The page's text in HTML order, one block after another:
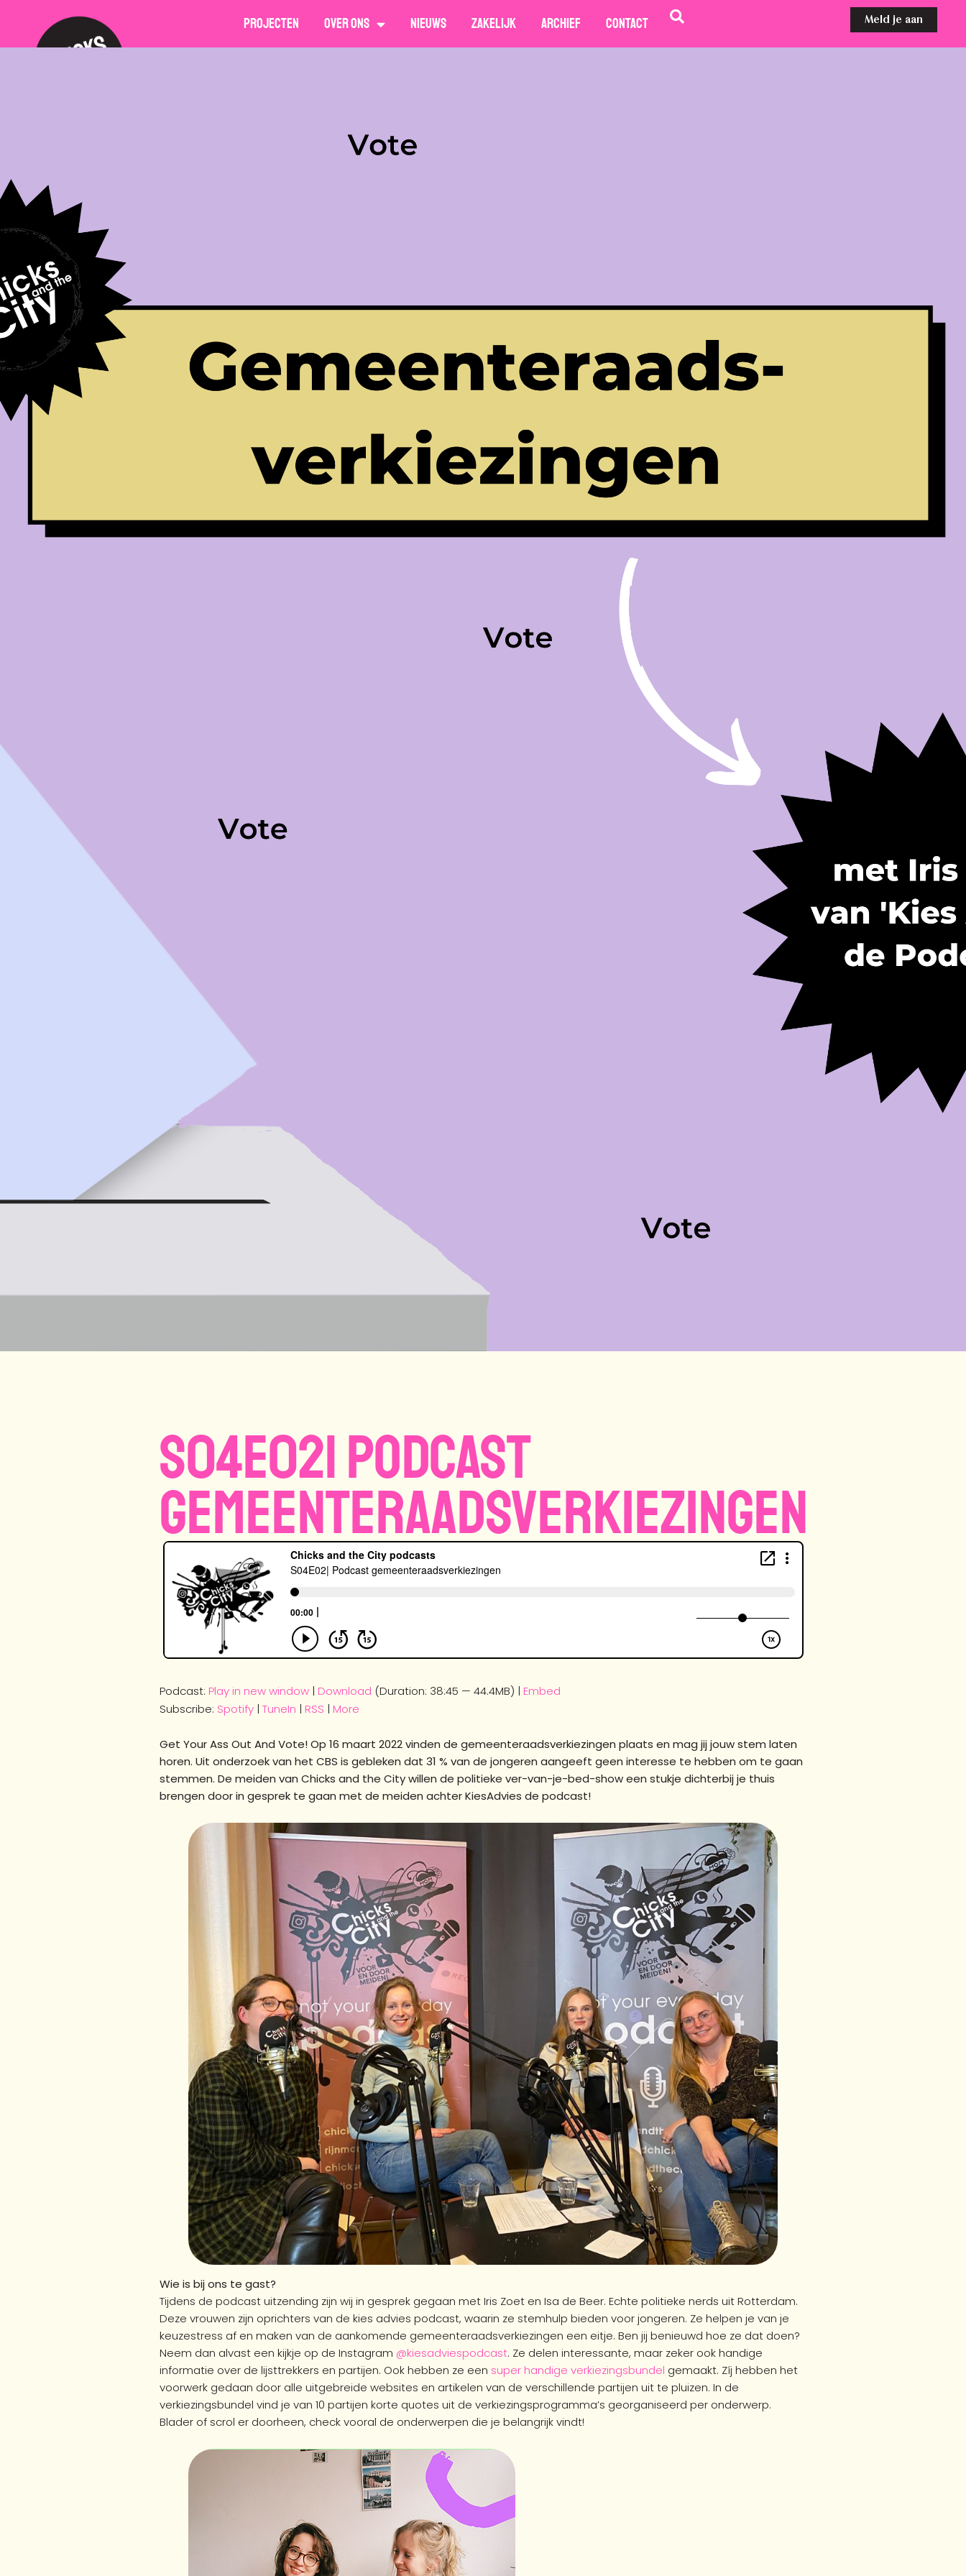
Projecten Over ons Nieuws Zakelijk Archief Contact Meld je aan
S04E02| Podcast
gemeenteraadsverkiezingen
Podcast: Play in new window | Download (Duration: 38:45 — 44.4MB) | Embed
Subscribe: Spotify | TuneIn | RSS | More
Get Your Ass Out And Vote! Op 16 maart 2022 vinden de gemeenteraadsverkiezingen plaats en mag jij jouw stem laten
horen. Uit onderzoek van het CBS is gebleken dat 31 % van de jongeren aangeeft geen interesse te hebben om te gaan
stemmen. De meiden van Chicks and the City willen de politieke ver-van-je-bed-show een stukje dichterbij je thuis
brengen door in gesprek te gaan met de meiden achter KiesAdvies de podcast!
Wie is bij ons te gast?
Tijdens de podcast uitzending zijn wij in gesprek gegaan met Iris Zoet en Isa de Beer. Echte politieke nerds uit Rotterdam.
Deze vrouwen zijn oprichters van de kies advies podcast, waarin ze stemhulp bieden voor jongeren. Ze helpen je van je
keuzestress af en maken van de aankomende gemeenteraadsverkiezingen een eitje. Ben jij benieuwd hoe ze dat doen?
Neem dan alvast een kijkje op de Instagram @kiesadviespodcast. Ze delen interessante, maar zeker ook handige
informatie over de lijsttrekkers en partijen. Ook hebben ze een super handige verkiezingsbundel gemaakt. Zíj hebben het
voorwerk gedaan door alle uitgebreide websites en artikelen van de verschillende partijen uit te pluizen. In de
verkiezingsbundel vind je van 10 partijen korte quotes uit de verkiezingsprogramma’s georganiseerd per onderwerp.
Blader of scrol er doorheen, check vooral de onderwerpen die je belangrijk vindt!